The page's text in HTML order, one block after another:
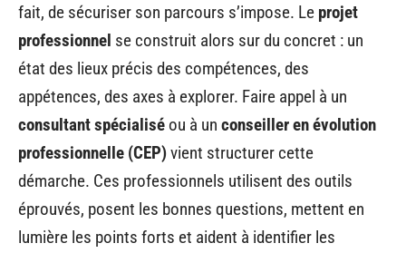
fait, de sécuriser son parcours s’impose. Le projet
professionnel se construit alors sur du concret : un
état des lieux précis des compétences, des
appétences, des axes à explorer. Faire appel à un
consultant spécialisé ou à un conseiller en évolution
professionnelle (CEP)vient structurer cette
démarche. Ces professionnels utilisent des outils
éprouvés, posent les bonnes questions, mettent en
lumière les points forts et aident à identifier les